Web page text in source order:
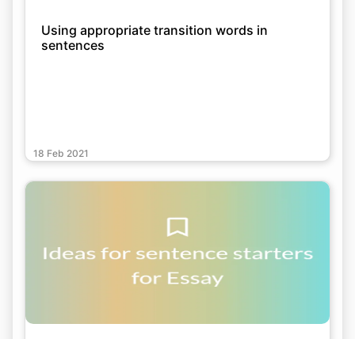
Using appropriate transition words in
sentences
18 Feb 2021